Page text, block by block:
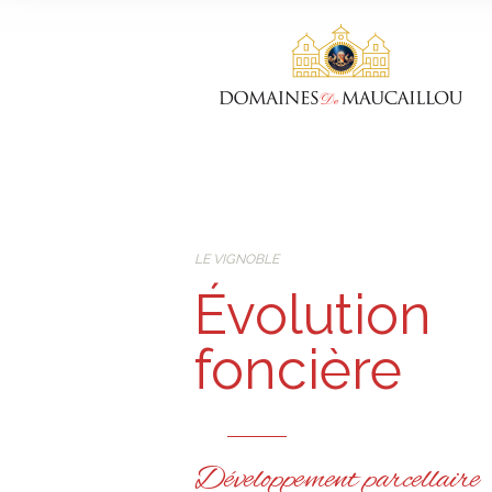
LE VIGNOBLE
Évolution
foncière
Développement parcellaire